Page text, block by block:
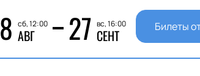
8 сб, 12:00
АВГ 27 вс, 16:00
СЕНТ Билеты